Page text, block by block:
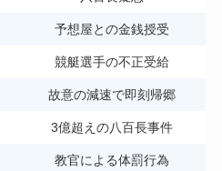
予想屋との金銭授受
競艇選手の不正受給
故意の減速で即刻帰郷
3億超えの八百長事件
教官による体罰行為